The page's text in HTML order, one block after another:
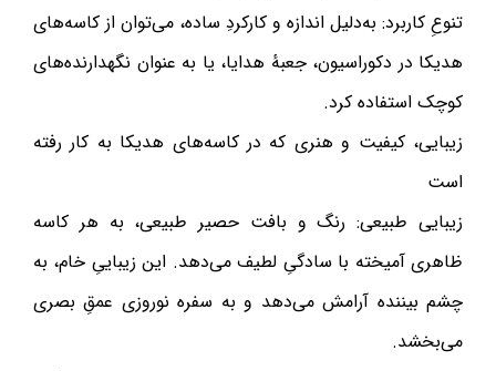
تنوعِ کاربرد: به‌دلیل اندازه و کارکردِ ساده، می‌توان از کاسه‌های
هدیکا در دکوراسیون، جعبهٔ هدایا، یا به عنوان نگهدارنده‌های
کوچک استفاده کرد.
زیبایی، کیفیت و هنری که در کاسه‌های هدیکا به کار رفته
است
زیبایی طبیعی: رنگ و بافت حصیر طبیعی، به هر کاسه
ظاهری آمیخته با سادگیِ لطیف می‌دهد. این زیباییِ خام، به
چشم بیننده آرامش می‌دهد و به سفره نوروزی عمقِ بصری
می‌بخشد.